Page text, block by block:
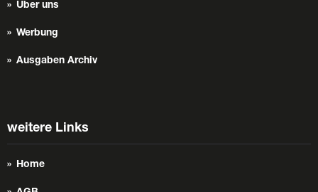
Über uns
Werbung
Ausgaben Archiv
weitere Links
Home